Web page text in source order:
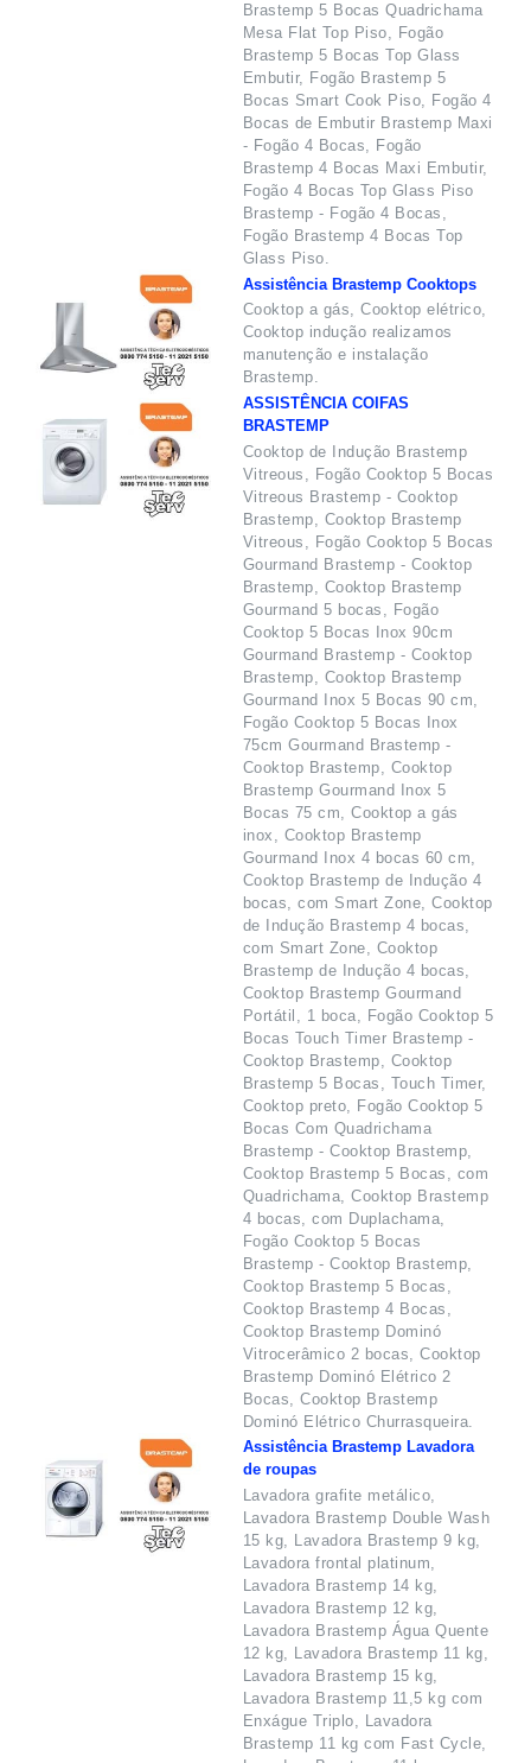
Brastemp 5 Bocas Quadrichama
Mesa Flat Top Piso, Fogão
Brastemp 5 Bocas Top Glass
Embutir, Fogão Brastemp 5
Bocas Smart Cook Piso, Fogão 4
Bocas de Embutir Brastemp Maxi
- Fogão 4 Bocas, Fogão
Brastemp 4 Bocas Maxi Embutir,
Fogão 4 Bocas Top Glass Piso
Brastemp - Fogão 4 Bocas,
Fogão Brastemp 4 Bocas Top
Glass Piso.
Assistência Brastemp Cooktops
Cooktop a gás, Cooktop elétrico,
Cooktop indução realizamos
manutenção e instalação
Brastemp.
ASSISTÊNCIA COIFAS
BRASTEMP
Cooktop de Indução Brastemp
Vitreous, Fogão Cooktop 5 Bocas
Vitreous Brastemp - Cooktop
Brastemp, Cooktop Brastemp
Vitreous, Fogão Cooktop 5 Bocas
Gourmand Brastemp - Cooktop
Brastemp, Cooktop Brastemp
Gourmand 5 bocas, Fogão
Cooktop 5 Bocas Inox 90cm
Gourmand Brastemp - Cooktop
Brastemp, Cooktop Brastemp
Gourmand Inox 5 Bocas 90 cm,
Fogão Cooktop 5 Bocas Inox
75cm Gourmand Brastemp -
Cooktop Brastemp, Cooktop
Brastemp Gourmand Inox 5
Bocas 75 cm, Cooktop a gás
inox, Cooktop Brastemp
Gourmand Inox 4 bocas 60 cm,
Cooktop Brastemp de Indução 4
bocas, com Smart Zone, Cooktop
de Indução Brastemp 4 bocas,
com Smart Zone, Cooktop
Brastemp de Indução 4 bocas,
Cooktop Brastemp Gourmand
Portátil, 1 boca, Fogão Cooktop 5
Bocas Touch Timer Brastemp -
Cooktop Brastemp, Cooktop
Brastemp 5 Bocas, Touch Timer,
Cooktop preto, Fogão Cooktop 5
Bocas Com Quadrichama
Brastemp - Cooktop Brastemp,
Cooktop Brastemp 5 Bocas, com
Quadrichama, Cooktop Brastemp
4 bocas, com Duplachama,
Fogão Cooktop 5 Bocas
Brastemp - Cooktop Brastemp,
Cooktop Brastemp 5 Bocas,
Cooktop Brastemp 4 Bocas,
Cooktop Brastemp Dominó
Vitrocerâmico 2 bocas, Cooktop
Brastemp Dominó Elétrico 2
Bocas, Cooktop Brastemp
Dominó Elétrico Churrasqueira.
Assistência Brastemp Lavadora
de roupas
Lavadora grafite metálico,
Lavadora Brastemp Double Wash
15 kg, Lavadora Brastemp 9 kg,
Lavadora frontal platinum,
Lavadora Brastemp 14 kg,
Lavadora Brastemp 12 kg,
Lavadora Brastemp Água Quente
12 kg, Lavadora Brastemp 11 kg,
Lavadora Brastemp 15 kg,
Lavadora Brastemp 11,5 kg com
Enxágue Triplo, Lavadora
Brastemp 11 kg com Fast Cycle,